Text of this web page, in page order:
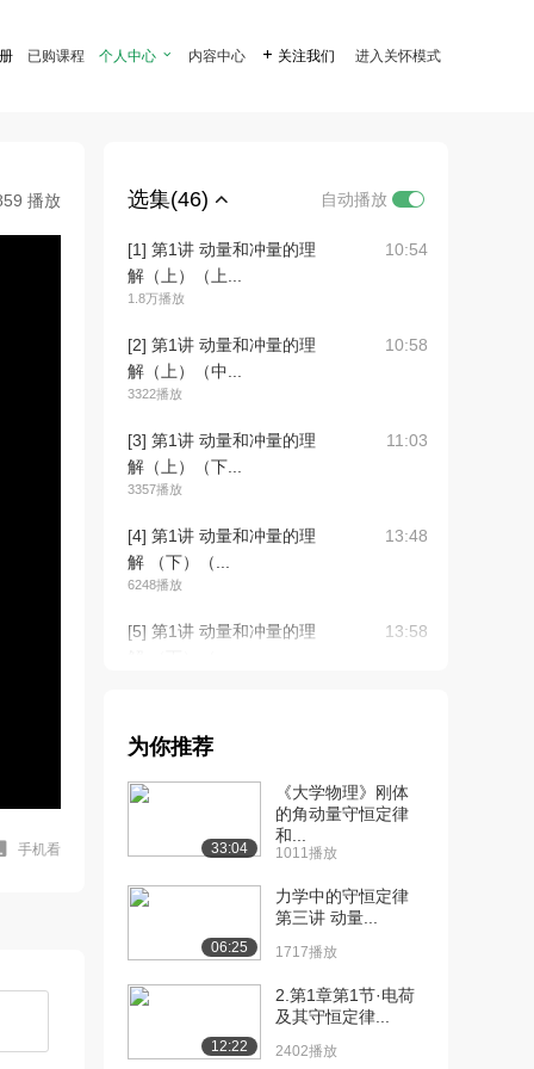
已购课程 个人中心  内容中心  关注我们 进入关怀模式
播放
手机看
选集(46) 自动播放
[1] 第1讲 动量和冲量的理
解（上）（上...
1.8万播放
10:54
[2] 第1讲 动量和冲量的理
解（上）（中...
3322播放
10:58
[3] 第1讲 动量和冲量的理
解（上）（下...
3357播放
11:03
[4] 第1讲 动量和冲量的理
解 （下）（...
6248播放
13:48
[5] 第1讲 动量和冲量的理
13:58
解 （下）（...
[7] 第2讲 动量定理（上）
18:05
[8] 第2讲 动量定理（上）
[9] 第2讲 动量定理（上）
1255播放
为你推荐
33:04
《大学物理》刚体
的角动量守恒定律
和...
1011播放
06:25
力学中的守恒定律
第三讲 动量...
1717播放
12:22
2.第1章第1节·电荷
及其守恒定律...
2402播放